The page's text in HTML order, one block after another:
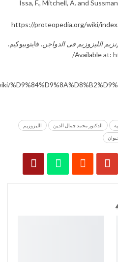
1- Issa, F., Mitchell, A. and
https://proteopedia.org/wiki/
الليزوزيم فى الدواجن. فايتوبيوكيم.
Available at:
الدكتور محمد جمال الدين الليزوزيم